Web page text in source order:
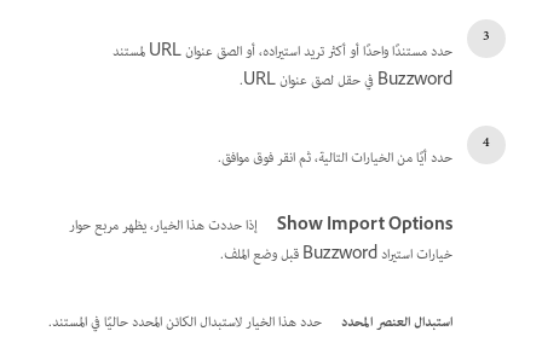
حدد مستندًا واحدًا أو أكثر تريد استيراده، أو الصق عنوان URL لمستند
Buzzword في حقل لصق عنوان URL.
حدد أيًا من الخيارات التالية، ثم انقر فوق موافق.
Show Import Options
إذا حددت هذا الخيار، يظهر مربع حوار
خيارات استيراد Buzzword قبل وضع الملف.
استبدال العنصر المحدد حدد هذا الخيار لاستبدال الكائن المحدد حاليًا في المستند.